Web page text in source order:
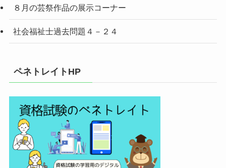
８月の芸祭作品の展示コーナー
社会福祉士過去問題４－２４
ペネトレイトHP